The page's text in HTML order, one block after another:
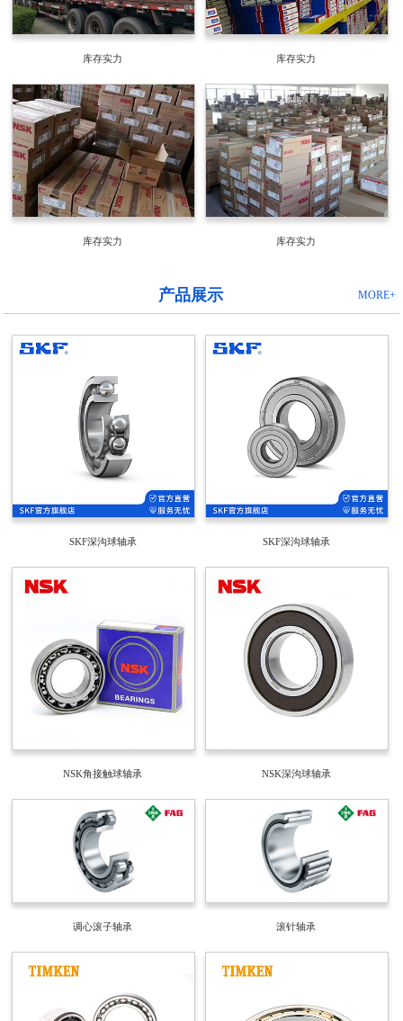
库存实力 库存实力
库存实力 库存实力
MORE+
产品展示
SKF深沟球轴承 SKF深沟球轴承
NSK角接触球轴承 NSK深沟球轴承
调心滚子轴承 滚针轴承